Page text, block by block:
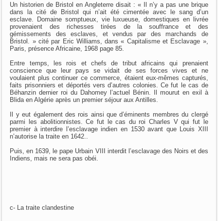
Un historien de Bristol en Angleterre disait : « Il n’y a pas une brique
dans la cité de Bristol qui n’ait été cimentée avec le sang d’un
esclave. Domaine somptueux, vie luxueuse, domestiques en livrée
provenaient des richesses tirées de la souffrance et des
gémissements des esclaves, et vendus par des marchands de
Bristol. » cité par Eric Williams, dans « Capitalisme et Esclavage »,
Paris, présence Africaine, 1968 page 85.
Entre temps, les rois et chefs de tribut africains qui prenaient
conscience que leur pays se vidait de ses forces vives et ne
voulaient plus continuer ce commerce, étaient eux-mêmes capturés,
faits prisonniers et déportés vers d’autres colonies. Ce fut le cas de
Béhanzin dernier roi du Dahomey l’actuel Bénin. Il mourut en exil à
Blida en Algérie après un premier séjour aux Antilles.
Il y eut également des rois ainsi que d’éminents membres du clergé
parmi les abolitionnistes. Ce fut le cas du roi Charles V qui fut le
premier à interdire l’esclavage indien en 1530 avant que Louis XIII
n’autorise la traite en 1642..
Puis, en 1639, le pape Urbain VIII interdit l’esclavage des Noirs et des
Indiens, mais ne sera pas obéi.
c- La traite clandestine